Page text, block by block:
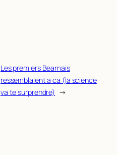
Les premiers Bearnais
ressemblaient a ca (la science
va te surprendre)
→